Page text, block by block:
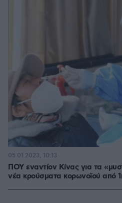
ΠΟΥ εναντίον Κίνας για τα
νέα κρούσματα κορωνοϊού από
05.01.2023, 10:13